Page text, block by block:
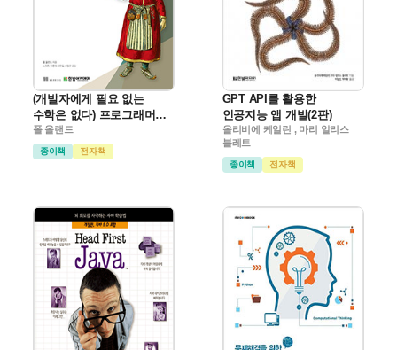
(개발자에게 필요 없는
수학은 없다) 프로그래머를
위한 수학
폴 올랜드
종이책 전자책
GPT API를 활용한
인공지능 앱 개발(2판)
올리비에 케일린 , 마리 알리스
블레트
종이책 전자책